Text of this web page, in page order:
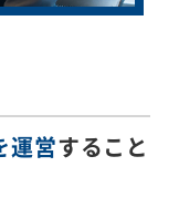
運営すること